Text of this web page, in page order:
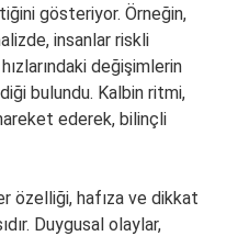
gösteriyor. Örneğin,
insanlar riskli
değişimlerin
bulundu. Kalbin ritmi,
ederek, bilinçli
özelliği, hafıza ve dikkat
Duygusal olaylar,